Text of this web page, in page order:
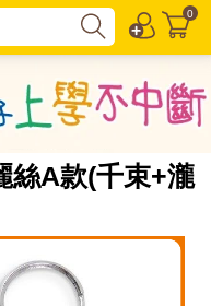
0
絲A款(千束+瀧